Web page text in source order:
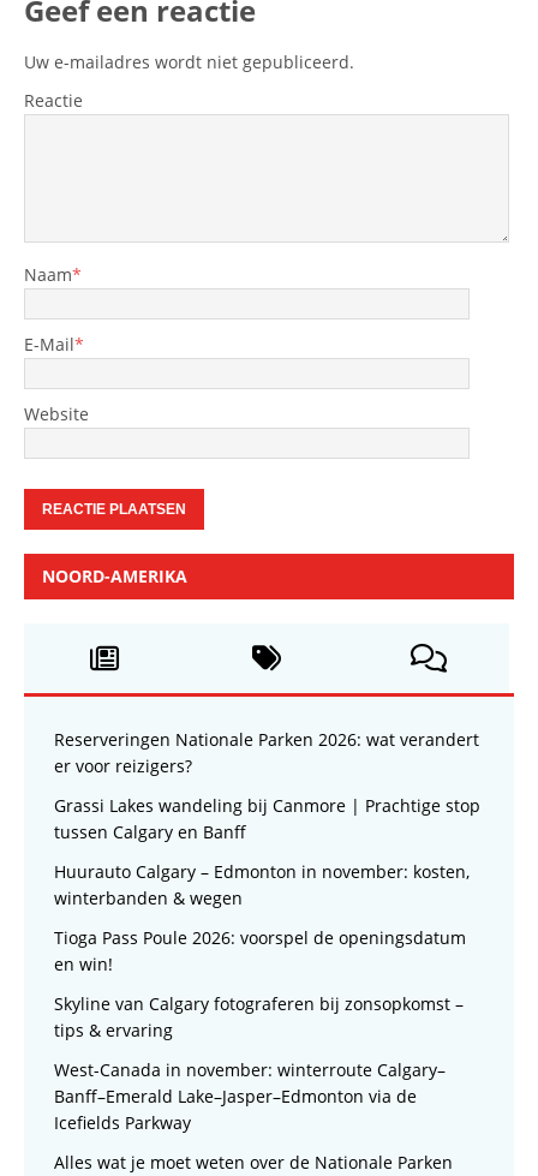
Geef een reactie
Uw e-mailadres wordt niet gepubliceerd.
Reactie
Naam*
E-Mail*
Website
NOORD-AMERIKA
Reserveringen Nationale Parken 2026: wat verandert
er voor reizigers?
Grassi Lakes wandeling bij Canmore | Prachtige stop
tussen Calgary en Banff
Huurauto Calgary – Edmonton in november: kosten,
winterbanden & wegen
Tioga Pass Poule 2026: voorspel de openingsdatum
en win!
Skyline van Calgary fotograferen bij zonsopkomst –
tips & ervaring
West-Canada in november: winterroute Calgary–
Banff–Emerald Lake–Jasper–Edmonton via de
Icefields Parkway
Alles wat je moet weten over de Nationale Parken